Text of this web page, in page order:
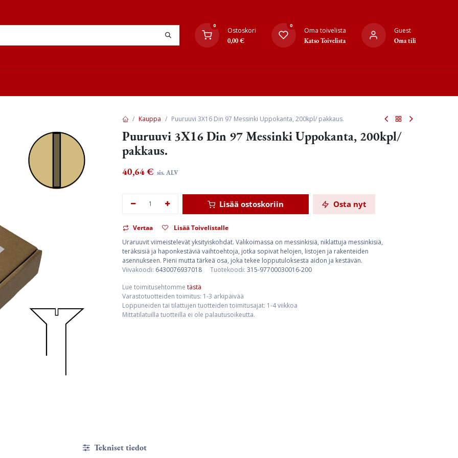
0
Ostoskori
0,00€
0
Oma toivelista
Katso Toivelista
Guest
Oma tili
Kauppa Puuruuvi 3X16 Din 97 Messinki Uppokanta, 200kpl/ pakkaus.
Puuruuvi 3X16 Din 97 Messinki Uppokanta, 200kpl/
pakkaus.
40,64€ sis. ALV
Lisää ostoskoriin Osta nyt
Vertaa
Lisää Toivelistalle
Uraruuvit viimeistelevät yksityiskohdat. Valikoimassa on messinkisiä, niklattuja messinkisiä,
teräksisiä ja haponkestäviä vaihtoehtoja, jotka sopivat helojen, listojen ja rakenteiden
asennukseen. Pieni mutta tärkeä osa, joka tekee lopputuloksesta aidon ja kestävän.
Viivakoodi: 6430076937018 Tuotekoodi: 315-97700030016-200
Lue toimitusehtomme tästä
Varastotuotteiden toimitus: 1-3 arkipäivää
Loppuneiden tai tilattujen tuotteiden toimitusajat: 1-4 viikkoa
Mittatilatuilla tuotteilla ei ole palautusoikeutta.
Tekniset tiedot